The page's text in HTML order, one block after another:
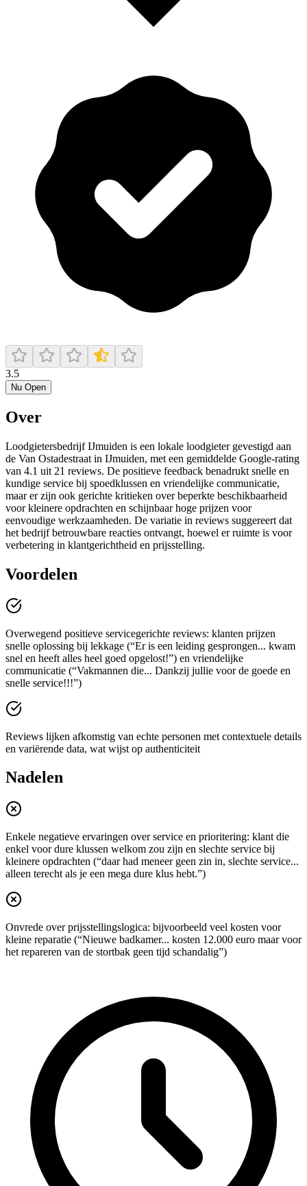
3.5
Nu Open
Over
Loodgietersbedrijf IJmuiden is een lokale loodgieter gevestigd aan
de Van Ostadestraat in IJmuiden, met een gemiddelde Google-rating
van 4.1 uit 21 reviews. De positieve feedback benadrukt snelle en
kundige service bij spoedklussen en vriendelijke communicatie,
maar er zijn ook gerichte kritieken over beperkte beschikbaarheid
voor kleinere opdrachten en schijnbaar hoge prijzen voor
eenvoudige werkzaamheden. De variatie in reviews suggereert dat
het bedrijf betrouwbare reacties ontvangt, hoewel er ruimte is voor
verbetering in klantgerichtheid en prijsstelling.
Voordelen
Overwegend positieve servicegerichte reviews: klanten prijzen
snelle oplossing bij lekkage (“Er is een leiding gesprongen... kwam
snel en heeft alles heel goed opgelost!”) en vriendelijke
communicatie (“Vakmannen die... Dankzij jullie voor de goede en
snelle service!!!”)
Reviews lijken afkomstig van echte personen met contextuele details
en variërende data, wat wijst op authenticiteit
Nadelen
Enkele negatieve ervaringen over service en prioritering: klant die
enkel voor dure klussen welkom zou zijn en slechte service bij
kleinere opdrachten (“daar had meneer geen zin in, slechte service...
alleen terecht als je een mega dure klus hebt.”)
Onvrede over prijsstellingslogica: bijvoorbeeld veel kosten voor
kleine reparatie (“Nieuwe badkamer... kosten 12.000 euro maar voor
het repareren van de stortbak geen tijd schandalig”)